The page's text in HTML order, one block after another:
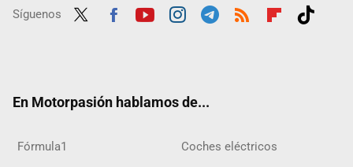
Síguenos
En Motorpasión hablamos de...
Fórmula1 Coches eléctricos